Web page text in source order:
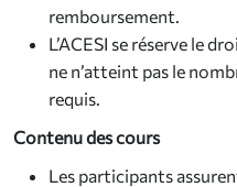
remboursement.
L’ACESI se réserve le
ne n’atteint pas le
requis.
Contenu des cours
Les participants